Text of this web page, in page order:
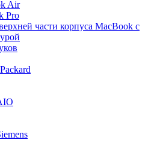
Air
Pro
части корпуса MacBook с